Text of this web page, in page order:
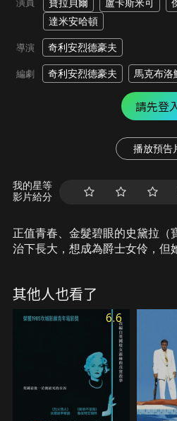
演員 寶拉貝爾 盧卡斯米可
達米安哈頓
導演 奇利安烈德豪夫
編劇 奇利安烈德豪夫 馬克布洛
請先登
播放預告
我的星等
影片給分
正值青春、金髮碧眼的史黛拉（
治下長大，想成為爵士女伶，但
同胞的藏身處交換，成為納粹同
人、販賣假證件維生的羅爾夫
其他人也看了
6.6